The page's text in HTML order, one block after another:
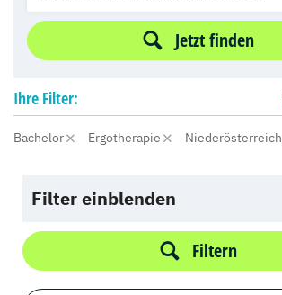
Jetzt finden
Ihre Filter:
Bachelor Ergotherapie Niederösterreich
Filter einblenden
Filtern